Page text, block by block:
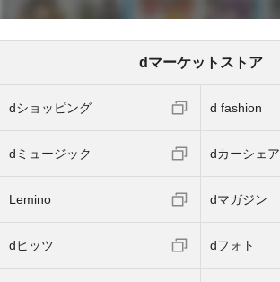
dマーケットストア
dショッピング d fashion
dミュージック dカーシェア
Lemino dマガジン
dヒッツ dフォト